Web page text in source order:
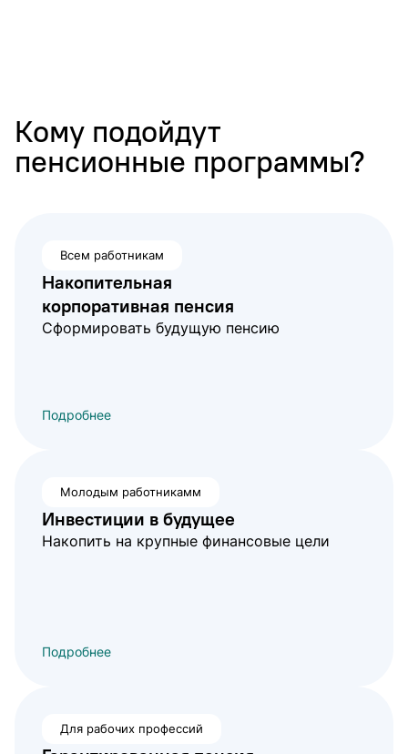
Кому подойдут
пенсионные программы?
Всем работникам
Накопительная
корпоративная пенсия
Сформировать будущую пенсию
Подробнее
Молодым работникамм
Инвестиции в будущее
Накопить на крупные финансовые цели
Подробнее
Для рабочих профессий